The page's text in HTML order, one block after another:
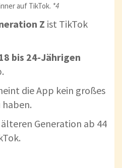
auf TikTok. *4
Z ist TikTok
bis 24-Jährigen
die App kein großes
Generation ab 44